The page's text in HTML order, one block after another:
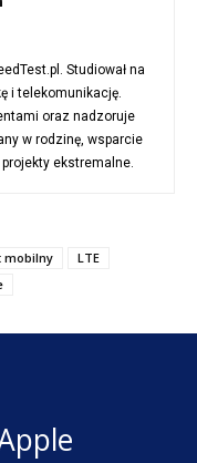
Studiował na
i telekomunikację.
oraz nadzoruje
w rodzinę, wsparcie
ekstremalne.
mobilny
LTE